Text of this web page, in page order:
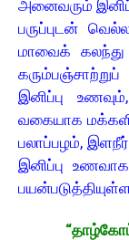
அனைவரும்
பருப்புடன்
மாவைக்
இனிப்பு
வகையாக
பலாப்பழம்,
இனிப்பு